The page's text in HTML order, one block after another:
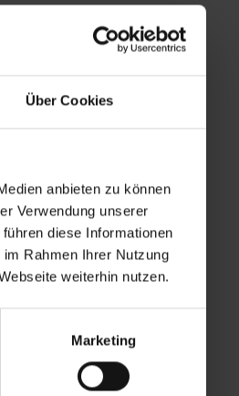
Über Cookies
anbieten zu können
Verwendung unserer
diese Informationen
Rahmen Ihrer Nutzung
weiterhin nutzen.
Marketing
the last detail.